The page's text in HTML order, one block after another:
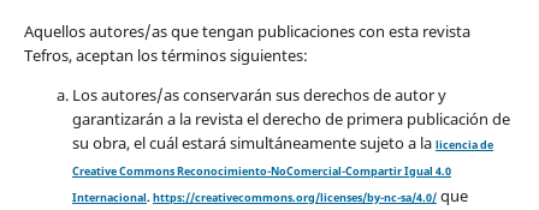
Aquellos autores/as que tengan publicaciones con esta revista
Tefros, aceptan los términos siguientes:
Los autores/as conservarán sus derechos de autor y
garantizarán a la revista el derecho de primera publicación de
su obra, el cuál estará simultáneamente sujeto a la licencia de
Creative Commons Reconocimiento-NoComercial-Compartir Igual 4.0
Internacional. https://creativecommons.org/licenses/by-nc-sa/4.0/que